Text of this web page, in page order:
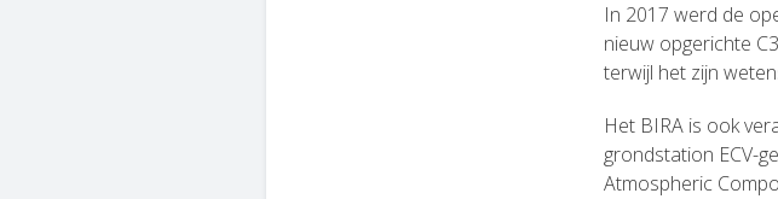
In 2017 werd de
nieuw opgerichte
terwijl het zijn
Het BIRA is ook
grondstation ECV-
Atmospheric